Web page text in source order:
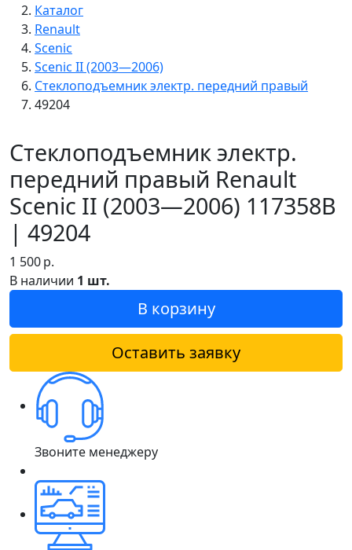
Каталог
Renault
Scenic
Scenic II (2003—2006)
Стеклоподъемник электр. передний правый
49204
Стеклоподъемник электр.
передний правый Renault
Scenic II (2003—2006) 117358B
| 49204
1 500р.
В наличии 1 шт.
В корзину
Оставить заявку
Звоните менеджеру